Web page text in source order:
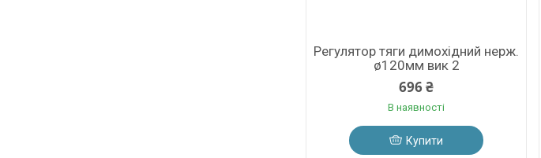
Регулятор тяги димохідний нерж.
ø120мм вик 2
696 ₴
В наявності
Купити